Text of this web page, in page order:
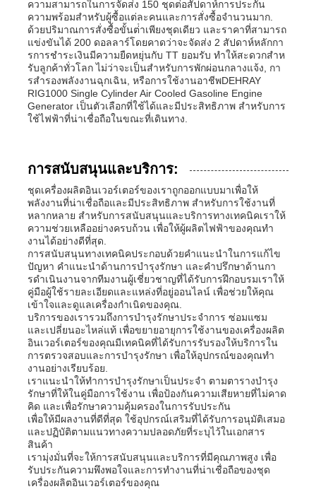
ความสามารถในการจัดส่ง 150 ชุดต่อสัปดาห์การประกัน
ความพร้อมสําหรับผู้ซื้อแต่ละคนและการสั่งซื้อจํานวนมาก.
ด้วยปริมาณการสั่งซื้อขั้นต่ําเพียงชุดเดียว และราคาที่สามารถ
แข่งขันได้ 200 ดอลลาร์โดยคาดว่าจะจัดส่ง 2 สัปดาห์หลักกา
รการชําระเงินมีความยืดหยุ่นกับ TT ยอมรับ ทําให้สะดวกสําห
รับลูกค้าทั่วโลก ไม่ว่าจะเป็นสําหรับการพักผ่อนกลางแจ้ง, กา
รสํารองพลังงานฉุกเฉิน, หรือการใช้งานอาชีพDEHRAY
RIG1000 Single Cylinder Air Cooled Gasoline Engine
Generator เป็นตัวเลือกที่ใช้ได้และมีประสิทธิภาพ สําหรับการ
ใช้ไฟฟ้าที่น่าเชื่อถือในขณะที่เดินทาง.
การสนับสนุนและบริการ:
ชุดเครื่องผลิตอินเวอร์เตอร์ของเราถูกออกแบบมาเพื่อให้
พลังงานที่น่าเชื่อถือและมีประสิทธิภาพ สําหรับการใช้งานที่
หลากหลาย สําหรับการสนับสนุนและบริการทางเทคนิคเราให้
ความช่วยเหลืออย่างครบถ้วน เพื่อให้ผู้ผลิตไฟฟ้าของคุณทํา
งานได้อย่างดีที่สุด.
การสนับสนุนทางเทคนิคประกอบด้วยคําแนะนําในการแก้ไข
ปัญหา คําแนะนําด้านการบํารุงรักษา และคําปรึกษาด้านกา
รดําเนินงานจากทีมงานผู้เชี่ยวชาญที่ได้รับการฝึกอบรมเราให้
คู่มือผู้ใช้รายละเอียดและแหล่งที่อยู่ออนไลน์ เพื่อช่วยให้คุณ
เข้าใจและดูแลเครื่องกําเนิดของคุณ.
บริการของเรารวมถึงการบํารุงรักษาประจําการ ซ่อมแซม
และเปลี่ยนอะไหล่แท้ เพื่อขยายอายุการใช้งานของเครื่องผลิต
อินเวอร์เตอร์ของคุณมีเทคนิคที่ได้รับการรับรองให้บริการใน
การตรวจสอบและการบํารุงรักษา เพื่อให้อุปกรณ์ของคุณทํา
งานอย่างเรียบร้อย.
เราแนะนําให้ทําการบํารุงรักษาเป็นประจํา ตามตารางบํารุง
รักษาที่ให้ในคู่มือการใช้งาน เพื่อป้องกันความเสียหายที่ไม่คาด
คิด และเพื่อรักษาความคุ้มครองในการรับประกัน
เพื่อให้มีผลงานที่ดีที่สุด ใช้อุปกรณ์เสริมที่ได้รับการอนุมัติเสมอ
และปฏิบัติตามแนวทางความปลอดภัยที่ระบุไว้ในเอกสาร
สินค้า
เรามุ่งมั่นที่จะให้การสนับสนุนและบริการที่มีคุณภาพสูง เพื่อ
รับประกันความพึงพอใจและการทํางานที่น่าเชื่อถือของชุด
เครื่องผลิตอินเวอร์เตอร์ของคุณ